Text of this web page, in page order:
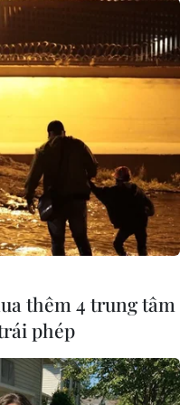
qua địa bàn ấp Gò Da, xã
dở dang. (Ảnh: Nhựt
thêm 4 trung tâm
phép